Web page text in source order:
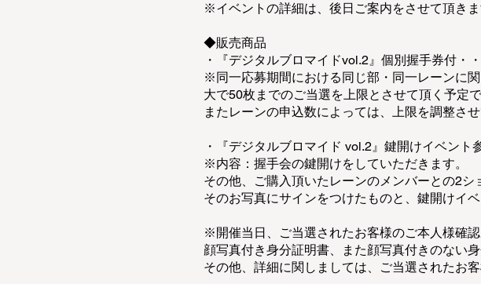
※イベントの詳細は、後日ご案内をさせて頂きま
◆販売商品
・『デジタルブロマイドvol.2』個別握手券付・
※同一応募期間における同じ部・同一レーンに
大で50枚までのご当選を上限とさせて頂く予定で
またレーンの申込数によっては、上限を調整さ
・『デジタルブロマイド vol.2』鍵開けイベン
※内容：握手会の鍵開けをしていただきます。
その他、ご購入頂いたレーンのメンバーとの2シ
そのお写真にサインをつけたものと、鍵開けイ
※開催当日、ご当選されたお客様のご本人様確認
顔写真付き身分証明書、また顔写真付きのない
その他、詳細に関しましては、ご当選されたお